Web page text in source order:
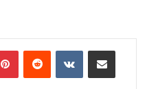
PinterestReddit VKontakteShare via Email